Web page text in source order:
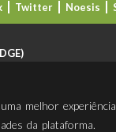
Twitter Noesis
melhor
da plataforma.